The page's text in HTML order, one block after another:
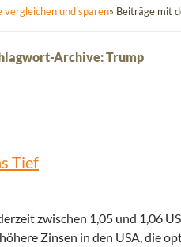
vergleichen und sparen» Beiträge mit
Archive: Trump
Tief
zwischen 1,05 und 1,06
Zinsen in den USA, die